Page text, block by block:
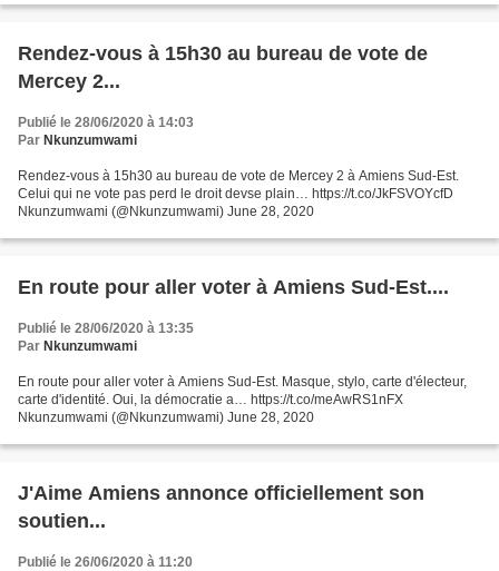
Rendez-vous à 15h30 au bureau de vote de
Mercey 2...
Publié le 28/06/2020 à 14:03
Par Nkunzumwami
Rendez-vous à 15h30 au bureau de vote de Mercey 2 à Amiens Sud-Est.
Celui qui ne vote pas perd le droit devse plain… https://t.co/JkFSVOYcfD
Nkunzumwami (@Nkunzumwami) June 28, 2020
En route pour aller voter à Amiens Sud-Est....
Publié le 28/06/2020 à 13:35
Par Nkunzumwami
En route pour aller voter à Amiens Sud-Est. Masque, stylo, carte d'électeur,
carte d'identité. Oui, la démocratie a… https://t.co/meAwRS1nFX
Nkunzumwami (@Nkunzumwami) June 28, 2020
J'Aime Amiens annonce officiellement son
soutien...
Publié le 26/06/2020 à 11:20